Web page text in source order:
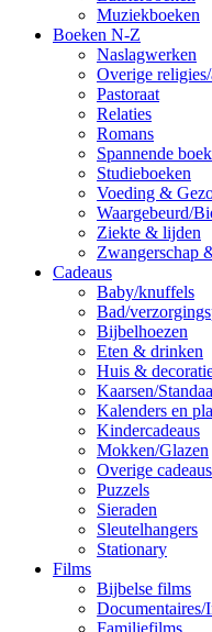
Muziekboeken
Boeken N-Z
Naslagwerken
Overige
Pastoraat
Relaties
Romans
Spannende
Studieboeken
Voeding &
Waargebeurd/
Ziekte & lijden
Zwangerschap
Cadeaus
Baby/knuffels
Bad/
Bijbelhoezen
Eten & drinken
Huis &
Kaarsen/
Kalenders en
Kindercadeaus
Mokken/Glazen
Overige cadeaus
Puzzels
Sieraden
Sleutelhangers
Stationary
Films
Bijbelse films
Familiefilms